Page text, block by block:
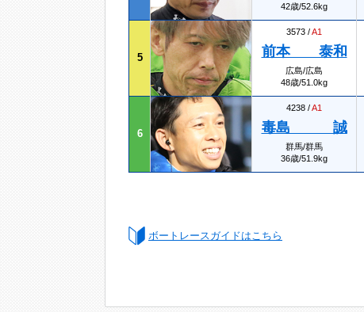
42歳/52.6kg
5
3573 /A1
前本 泰和
広島/広島
48歳/51.0kg
6
4238 /A1
毒島 誠
群馬/群馬
36歳/51.9kg
ボートレースガイドはこちら